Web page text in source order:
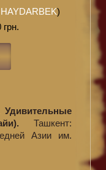
HAYDARBEK)
Ташкент:
Азии им.